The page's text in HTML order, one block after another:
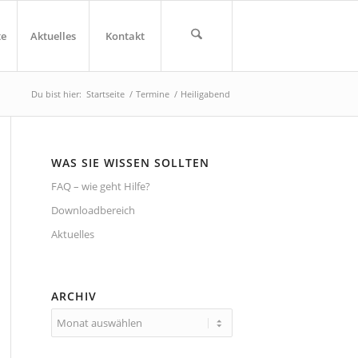
Aktuelles Kontakt
Du bist hier: Startseite / Termine / Heiligabend
WAS SIE WISSEN SOLLTEN
FAQ – wie geht Hilfe?
Downloadbereich
Aktuelles
ARCHIV